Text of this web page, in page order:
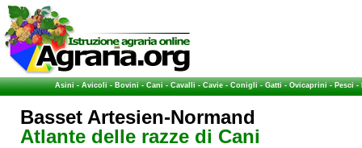
Asini-Avicoli-Bovini-Cani-Cavalli-Cavie-Conigli-Gatti-Ovicaprini-Pesci-
Basset Artesien-Normand
Atlante delle razze di Cani